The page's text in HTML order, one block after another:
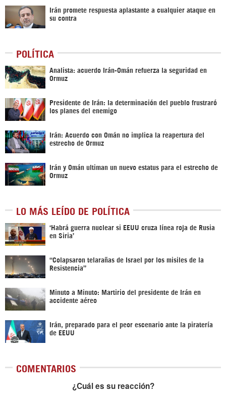
Irán promete respuesta aplastante a cualquier ataque en
su contra
POLÍTICA
Analista: acuerdo Irán-Omán refuerza la seguridad en
Ormuz
Presidente de Irán: la determinación del pueblo frustraró
los planes del enemigo
Irán: Acuerdo con Omán no implica la reapertura del
estrecho de Ormuz
Irán y Omán ultiman un nuevo estatus para el estrecho de
Ormuz
LO MÁS LEÍDO DE POLÍTICA
‎‘Habrá guerra nuclear si EEUU cruza línea roja de Rusia
en Siria’‎
“Colapsaron telarañas de Israel por los misiles de la
Resistencia”
Minuto a Minuto: Martirio del presidente de Irán en
accidente aéreo
Irán, preparado para el peor escenario ante la piratería
de EEUU
COMENTARIOS